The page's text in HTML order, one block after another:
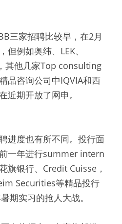
三家招聘比较早，在2月
例如奥纬、LEK、
其他几家Top consulting
品咨询公司中IQVIA和西
近期开放了网申。
进度也有所不同。投行面
一年进行summer intern
旗银行、Credit Cuisse，
Securities等精品投行
期实习的抢人大战。